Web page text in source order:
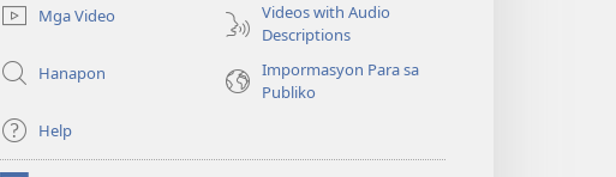
window)Mga Video
Videos with Audio
Descriptions
Hanapon
Impormasyon Para sa
Publiko
Help